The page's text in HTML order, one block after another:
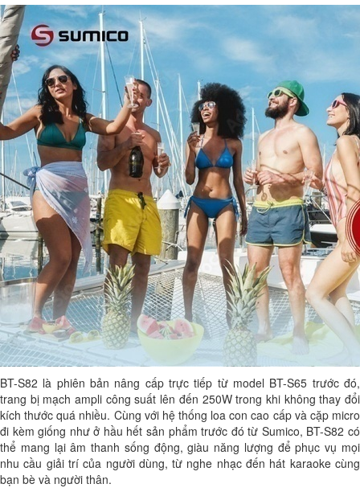
BT-S82 là phiên bản nâng cấp trực tiếp từ model BT-S65 trước đó,
trang bị mạch ampli công suất lên đến 250W trong khi không thay đổi
kích thước quá nhiều. Cùng với hệ thống loa con cao cấp và cặp micro
đi kèm giống như ở hầu hết sản phẩm trước đó từ Sumico, BT-S82 có
thể mang lại âm thanh sống động, giàu năng lượng để phục vụ mọi
nhu cầu giải trí của người dùng, từ nghe nhạc đến hát karaoke cùng
bạn bè và người thân.